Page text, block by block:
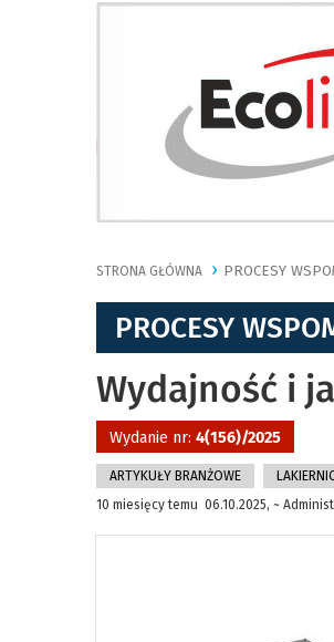
STRONA GŁÓWNA PROCESY
PROCESY
Wydajność i
Wydanie nr: 4(156)/2025
ARTYKUŁY BRANŻOWE
10 miesięcy temu 06.10.2025, ~